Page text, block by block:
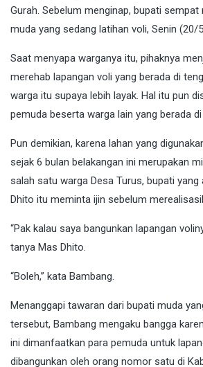
Gurah. Sebelum menginap, bupati
muda yang sedang latihan voli, Senin (20/
Saat menyapa warganya itu, pihaknya
merehab lapangan voli yang berada di
warga itu supaya lebih layak. Hal itu pun
pemuda beserta warga lain yang berada
Pun demikian, karena lahan yang
sejak 6 bulan belakangan ini merupakan
salah satu warga Desa Turus, bupati yang
Dhito itu meminta ijin sebelum
“Pak kalau saya bangunkan lapangan
tanya Mas Dhito.
“Boleh,” kata Bambang.
Menanggapi tawaran dari bupati muda
tersebut, Bambang mengaku bangga
ini dimanfaatkan para pemuda untuk
dibangunkan oleh orang nomor satu di